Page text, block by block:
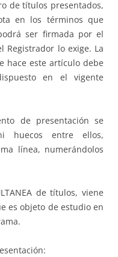
de títulos presentados,
en los términos que
ser firmada por el
Registrador lo exige. La
hace este artículo debe
en el vigente
de presentación se
huecos entre ellos,
línea, numerándolos
de títulos, viene
es objeto de estudio en